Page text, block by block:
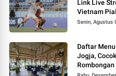
Link Live
Vietnam
Senin, Agustus
Daftar
Jogja,
Rombongan